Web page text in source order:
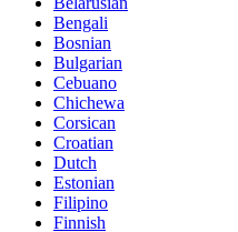
Bengali
Bosnian
Bulgarian
Cebuano
Chichewa
Corsican
Croatian
Dutch
Estonian
Filipino
Finnish